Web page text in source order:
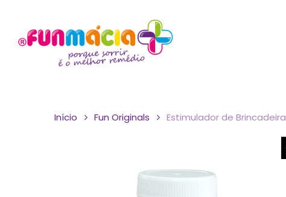
main
Início Fun Originals Estimulador de Brincadeira